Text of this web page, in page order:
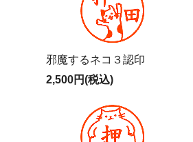
邪魔するネコ３認印
2,500円(税込)